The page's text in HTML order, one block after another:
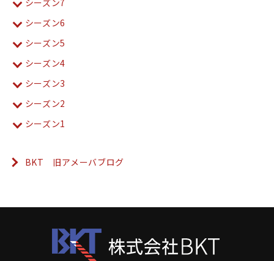
シーズン7
シーズン6
シーズン5
シーズン4
シーズン3
シーズン2
シーズン1
BKT 旧アメーバブログ